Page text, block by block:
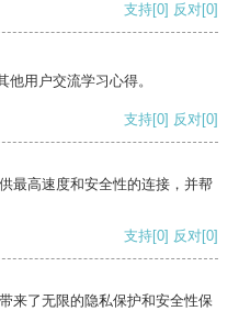
支持[0] 反对[0]
用户交流学习心得。
支持[0] 反对[0]
最高速度和安全性的连接，并帮
支持[0] 反对[0]
来了无限的隐私保护和安全性保